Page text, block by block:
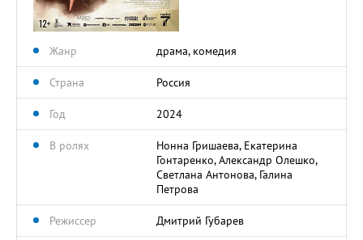
Жанр драма, комедия
Страна Россия
Год 2024
В ролях
Нонна Гришаева, Екатерина
Гонтаренко, Александр Олешко,
Светлана Антонова, Галина
Петрова
Режиссер Дмитрий Губарев